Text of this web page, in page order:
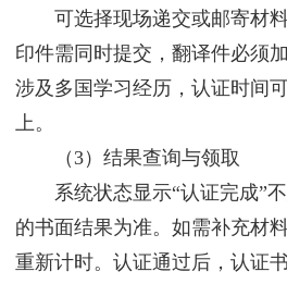
可选择现场递交或邮寄材料
印件需同时提交，翻译件必须
涉及多国学习经历，认证时间
上。
（3）结果查询与领取
系统状态显示“认证完成”不
的书面结果为准。如需补充材
重新计时。认证通过后，认证